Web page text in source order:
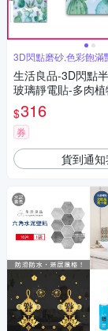
3D閃點磨砂,色彩飽滿
生活良品-3D閃點
玻璃靜電貼-多肉
cm)
$316
券
貨到通知